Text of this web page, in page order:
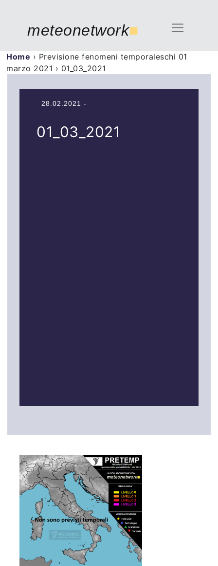
meteonetwork■
Home › Previsione fenomeni temporaleschi 01
marzo 2021 › 01_03_2021
28.02.2021 -
01_03_2021